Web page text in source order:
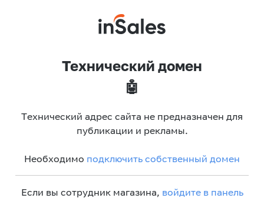
Технический домен
🤖
Технический адрес сайта не предназначен для
публикации и рекламы.
Необходимо подключить собственный домен
Если вы сотрудник магазина, войдите в панель